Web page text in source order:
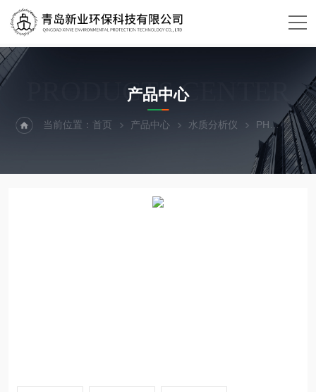
PRODUCTS CENTER
产品中心
当前位置：首页 产品中心 水质分析仪 PH XY-